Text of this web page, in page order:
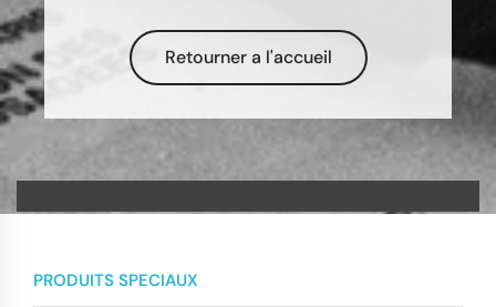
Retourner a l'accueil
PRODUITS SPECIAUX